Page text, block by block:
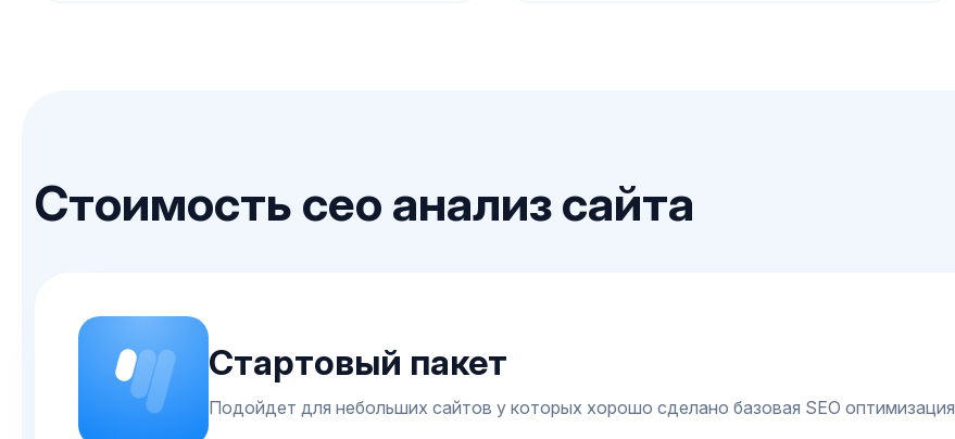
Стоимость сео анализ сайта
Стартовый пакет
Подойдет для небольших сайтов у которых хорошо сделано базовая SEO оптимизация